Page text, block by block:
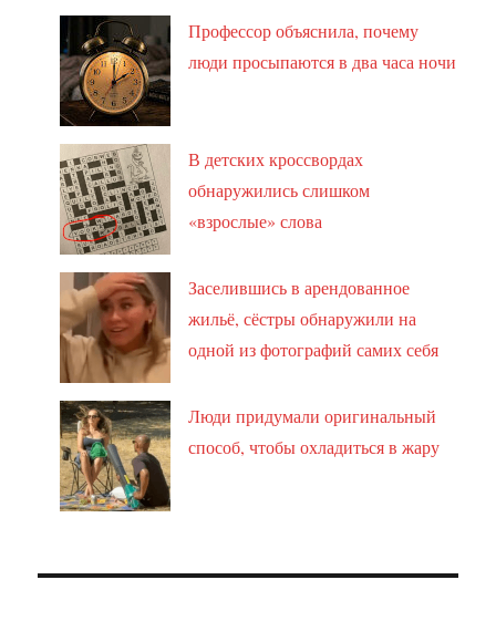
Профессор объяснила, почему
люди просыпаются в два часа ночи
В детских кроссвордах
обнаружились слишком
«взрослые» слова
Заселившись в арендованное
жильё, сёстры обнаружили на
одной из фотографий самих себя
Люди придумали оригинальный
способ, чтобы охладиться в жару